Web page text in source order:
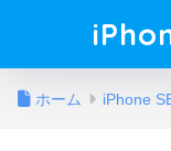
ホーム iPhone